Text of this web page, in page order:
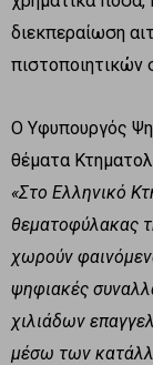
διεκπεραίωση
πιστοποιητικών
Ο Υφυπουργός
θέματα
«Στο Ελληνικό
θεματοφύλακας
χωρούν
ψηφιακές
χιλιάδων
μέσω των